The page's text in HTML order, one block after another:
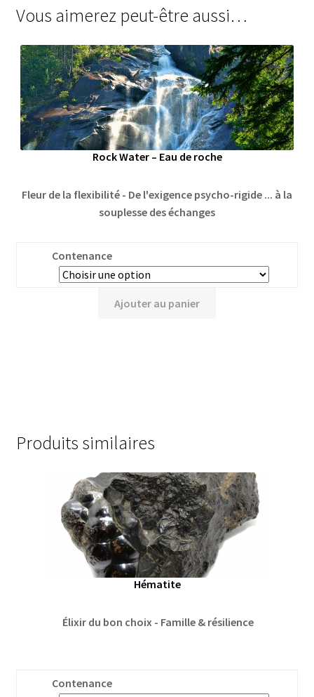
Vous aimerez peut-être aussi…
Rock Water – Eau de roche
Fleur de la flexibilité - De l'exigence psycho-rigide ... à la
souplesse des échanges
Contenance
Ajouter au panier
Produits similaires
Hématite
Élixir du bon choix - Famille & résilience
Contenance